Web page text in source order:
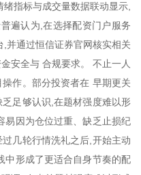
指标与成交量数据联动显示,
遍认为,在选择配资门户服务
并通过恒信证券官网核实相关
安全与 合规要求。 不止一人
作。部分投资者在 早期更关
足够认识,在题材强度难以形
易因为仓位过重、缺乏止损纪
几轮行情洗礼之后,开始主动
中形成了更适合自身节奏的配